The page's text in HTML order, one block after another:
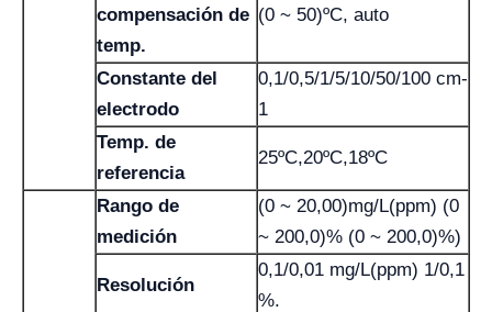
compensación de
temp.
(0 ~ 50)ºC, auto
Constante del
electrodo
0,1/0,5/1/5/10/50/100 cm-
1
Temp. de
referencia
25ºC,20ºC,18ºC
Rango de
medición
(0 ~ 20,00)mg/L(ppm) (0
~ 200,0)% (0 ~ 200,0)%)
Resolución
0,1/0,01 mg/L(ppm) 1/0,1
%.